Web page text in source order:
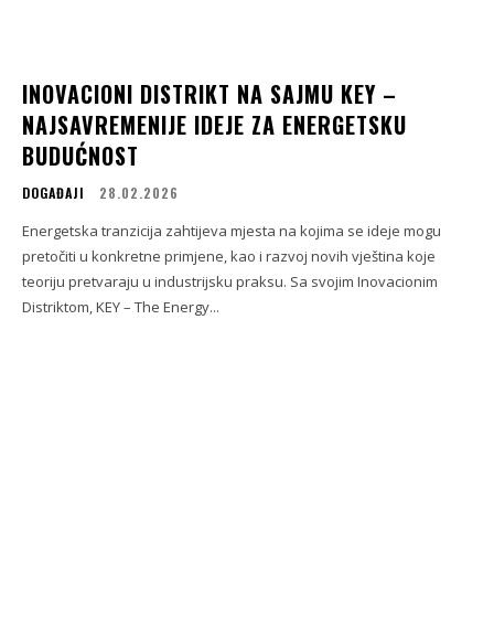
INOVACIONI DISTRIKT NA SAJMU KEY –
NAJSAVREMENIJE IDEJE ZA ENERGETSKU
BUDUĆNOST
DOGAĐAJI 28.02.2026
Energetska tranzicija zahtijeva mjesta na kojima se ideje mogu
pretočiti u konkretne primjene, kao i razvoj novih vještina koje
teoriju pretvaraju u industrijsku praksu. Sa svojim Inovacionim
Distriktom, KEY – The Energy...